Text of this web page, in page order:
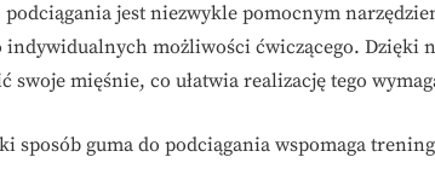
podciągania jest niezwykle pomocnym
indywidualnych możliwości ćwiczącego. Dzięki
swoje mięśnie, co ułatwia realizację tego
sposób guma do podciągania wspomaga